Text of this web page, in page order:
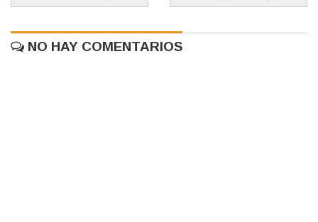
NO HAY COMENTARIOS